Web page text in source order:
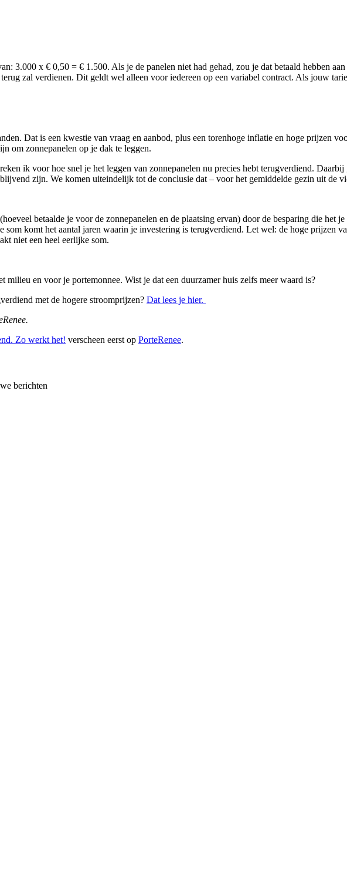
3.000 x € 0,50 = € 1.500. Als je de panelen niet had gehad, zou je dat betaald hebben
zal verdienen. Dit geldt wel alleen voor iedereen op een variabel contract. Als jouw
Dat is een kwestie van vraag en aanbod, plus een torenhoge inflatie en hoge prijzen
om zonnepanelen op je dak te leggen.
ik voor hoe snel je het leggen van zonnepanelen nu precies hebt terugverdiend.
zijn. We komen uiteindelijk tot de conclusie dat – voor het gemiddelde gezin uit de
betaalde je voor de zonnepanelen en de plaatsing ervan) door de besparing die het
komt het aantal jaren waarin je investering is terugverdiend. Let wel: de hoge prijzen
niet een heel eerlijke som.
milieu en voor je portemonnee. Wist je dat een duurzamer huis zelfs meer waard is?
met de hogere stroomprijzen? Dat lees je hier.
Zo werkt het! verscheen eerst op PorteRenee.
berichten